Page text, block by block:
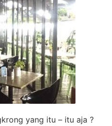
yang itu – itu aja ?